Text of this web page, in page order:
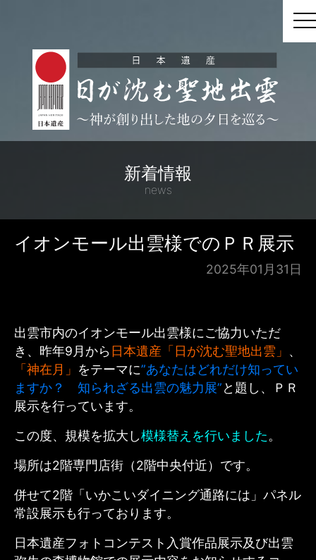
新着情報
news
イオンモール出雲様でのＰＲ展示
2025年01月31日
出雲市内のイオンモール出雲様にご協力いただ
き、昨年9月から 日本遺産「日が沈む聖地出雲」 、
「神在月」 をテーマに”あなたはどれだけ知ってい
ますか？ 知られざる出雲の魅力展”と題し、ＰＲ
展示を行っています。
この度、規模を拡大し模様替えを行いました。
場所は2階専門店街（2階中央付近）です。
併せて2階「いかこいダイニング通路には」パネル
常設展示も行っております。
日本遺産フォトコンテスト入賞作品展示及び出雲